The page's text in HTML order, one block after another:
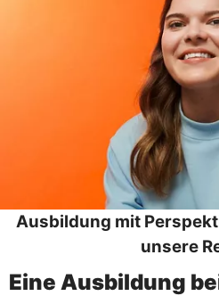
Ausbildung mit
unsere
Eine Ausbildung